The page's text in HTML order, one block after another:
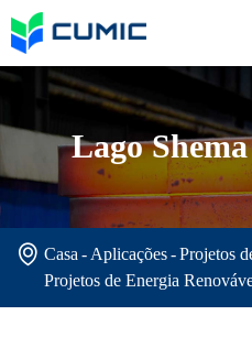
Lago
 Casa Aplicações
Projetos
Projetos de Energia